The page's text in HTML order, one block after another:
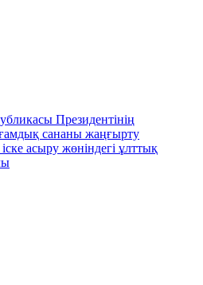
Президентінің
сананы жаңғырту
асыру жөніндегі ұлттық